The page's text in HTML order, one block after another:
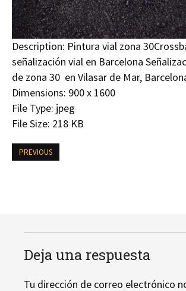
Description: Pintura vial zona
señalización vial en Barcelona
de zona 30 en Vilasar de Mar,
Dimensions: 900 x 1600
File Type: jpeg
File Size: 218 KB
PREVIOUS
Deja una respuesta
Tu dirección de correo electrónico